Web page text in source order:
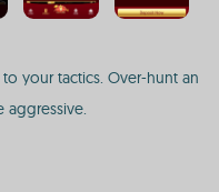
your tactics. Over-hunt an
aggressive.